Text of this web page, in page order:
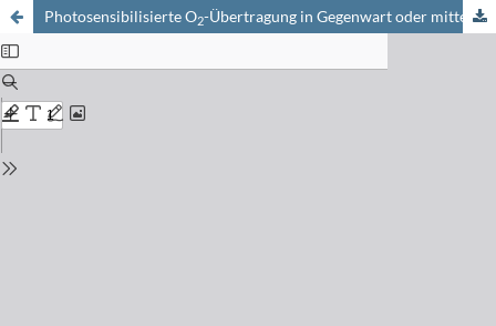
Photosensibilisierte O2-Übertragung in Gegenwart oder mittelsβ